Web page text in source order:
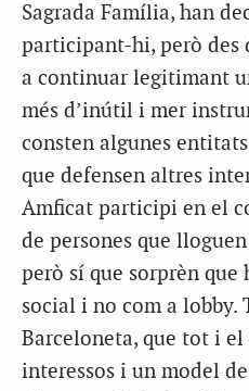
Sagrada Família, han
participant-hi, però des
a continuar legitimant
més d’inútil i mer
consten algunes
que defensen altres
Amficat participi en el
de persones que
però sí que sorprèn
social i no com a lobby.
Barceloneta, que tot i el
interessos i un model